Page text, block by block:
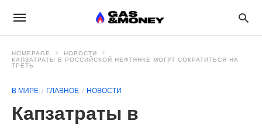
HOMEPAGE
НОВОСТИ
КАПЗАТРАТЫ В РОССИЙСКОЙ НЕФТЯНКЕ МОГУТ СОКРАТИТЬСЯ НА
ТРЕТЬ
В МИРЕ ГЛАВНОЕ НОВОСТИ
Капзатраты в